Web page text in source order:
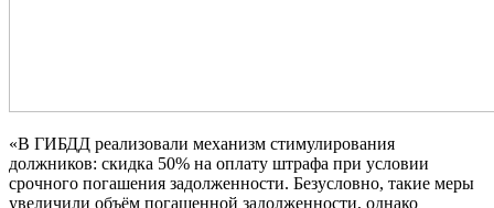
«В ГИБДД реализовали механизм стимулирования
должников: скидка 50% на оплату штрафа при условии
срочного погашения задолженности. Безусловно, такие меры
увеличили объём погашенной задолженности, однако